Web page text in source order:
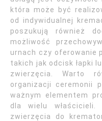
która może być
od indywidualnej
poszukują również
możliwość
urnach czy oferowanie
takich jak odcisk łapki
zwierzęcia. Warto
organizacji ceremonii
ważnym elementem
dla wielu właścicieli.
zwierzęcia do